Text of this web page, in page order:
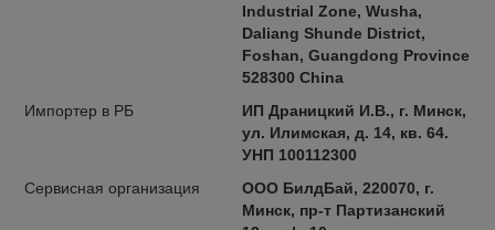
Industrial Zone, Wusha,
Daliang Shunde District,
Foshan, Guangdong Province
528300 China
Импортер в РБ
ИП Драницкий И.В., г. Минск,
ул. Илимская, д. 14, кв. 64.
УНП 100112300
Сервисная организация
ООО БилдБай, 220070, г.
Минск, пр-т Партизанский